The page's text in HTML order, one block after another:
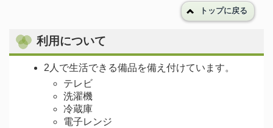
トップに戻る
利用について
2人で生活できる備品を備え付けています。
テレビ
洗濯機
冷蔵庫
電子レンジ